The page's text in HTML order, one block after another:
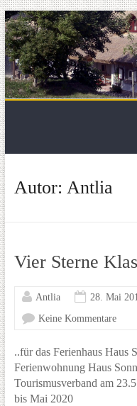
Skip
to
content
Autor: Antlia
Vier Sterne
Antlia 28. Mai
Keine Kommentare
..für das Ferienhaus Haus
Ferienwohnung Haus
Tourismusverband am
bis Mai 2020